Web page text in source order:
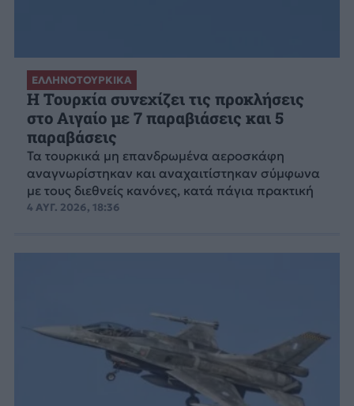
ΕΛΛΗΝΟΤΟΥΡΚΙΚΑ
Η Τουρκία συνεχίζει τις προκλήσεις
στο Αιγαίο με 7 παραβιάσεις και 5
παραβάσεις
Τα τουρκικά μη επανδρωμένα αεροσκάφη
αναγνωρίστηκαν και αναχαιτίστηκαν σύμφωνα
με τους διεθνείς κανόνες, κατά πάγια πρακτική
4 ΑΥΓ. 2026, 18:36